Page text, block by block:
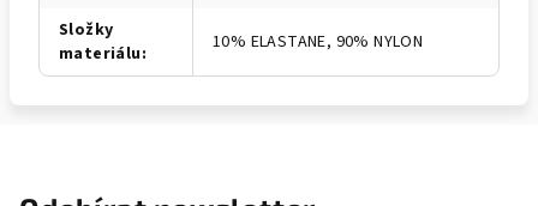
Složky
materiálu: 10% ELASTANE, 90% NYLON